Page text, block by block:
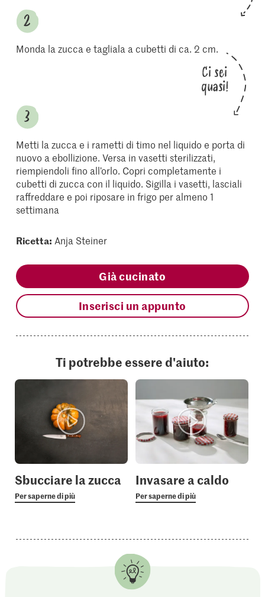
Monda la zucca e tagliala a cubetti di ca. 2 cm.
Ci sei
quasi!
Metti la zucca e i rametti di timo nel liquido e porta di
nuovo a ebollizione. Versa in vasetti sterilizzati,
riempiendoli fino all’orlo. Copri completamente i
cubetti di zucca con il liquido. Sigilla i vasetti, lasciali
raffreddare e poi riposare in frigo per almeno 1
settimana
Ricetta: Anja Steiner
Già cucinato
Inserisci un appunto
Ti potrebbe essere d'aiuto:
Sbucciare la zucca
Per saperne di più
Invasare a caldo
Per saperne di più